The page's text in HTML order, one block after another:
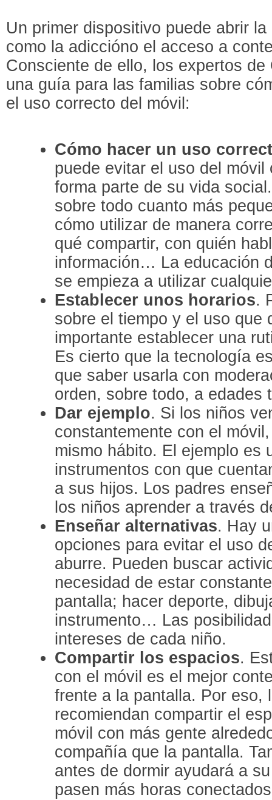
Un primer dispositivo puede abrir
como la adiccióno el acceso a
Consciente de ello, los expertos
una guía para las familias sobre
el uso correcto del móvil:
Cómo hacer un uso
puede evitar el uso del
forma parte de su vida
sobre todo cuanto más
cómo utilizar de manera
qué compartir, con quién
información… La educación
se empieza a utilizar
Establecer unos horarios.
sobre el tiempo y el uso que
importante establecer una
Es cierto que la tecnología
que saber usarla con
orden, sobre todo, a edades
Dar ejemplo. Si los niños
constantemente con el
mismo hábito. El ejemplo es
instrumentos con que
a sus hijos. Los padres
los niños aprender a través
Enseñar alternativas. Hay
opciones para evitar el uso
aburre. Pueden buscar
necesidad de estar
pantalla; hacer deporte,
instrumento… Las
intereses de cada niño.
Compartir los espacios.
con el móvil es el mejor
frente a la pantalla. Por eso,
recomiendan compartir el
móvil con más gente
compañía que la pantalla.
antes de dormir ayudará a
pasen más horas